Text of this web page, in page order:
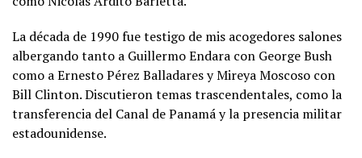
La década de 1990 fue testigo de mis acogedores salones
albergando tanto a Guillermo Endara con George Bush
como a Ernesto Pérez Balladares y Mireya Moscoso con
Bill Clinton. Discutieron temas trascendentales, como la
transferencia del Canal de Panamá y la presencia militar
estadounidense.